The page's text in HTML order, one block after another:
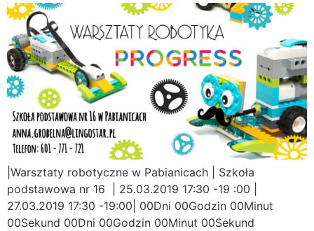
|Warsztaty robotyczne w Pabianicach | Szkoła
podstawowa nr 16 | 25.03.2019 17:30 -19 :00 |
27.03.2019 17:30 -19:00| 00Dni 00Godzin 00Minut
00Sekund 00Dni 00Godzin 00Minut 00Sekund